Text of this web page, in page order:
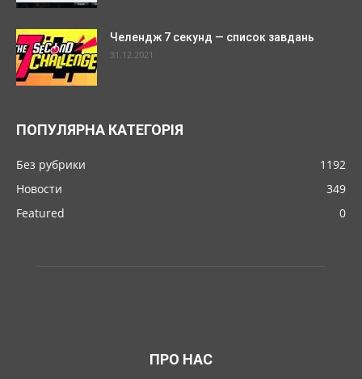
Челендж 7 секунд — список завдань
31.12.2021
ПОПУЛЯРНА КАТЕГОРІЯ
Без рубрики
1192
Новости
349
Featured
0
ПРО НАС